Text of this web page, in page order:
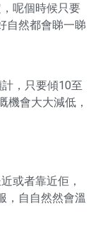
呢個時候只要
自然都會睇一睇
，只要傾10至
機會大大減低，
或者靠近佢，
，自自然然會溫